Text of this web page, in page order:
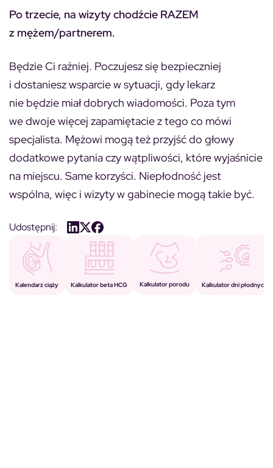
Po trzecie, na wizyty chodźcie RAZEM
z mężem/partnerem.
Będzie Ci raźniej. Poczujesz się bezpieczniej
i dostaniesz wsparcie w sytuacji, gdy lekarz
nie będzie miał dobrych wiadomości. Poza tym
we dwoje więcej zapamiętacie z tego co mówi
specjalista. Mężowi mogą też przyjść do głowy
dodatkowe pytania czy wątpliwości, które wyjaśnicie
na miejscu. Same korzyści. Niepłodność jest
wspólna, więc i wizyty w gabinecie mogą takie być.
Udostępnij:
Kalendarz ciąży Kalkulator beta HCG Kalkulator porodu Kalkulator dni płodnych